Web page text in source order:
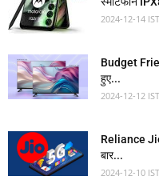
2024-12-14
Budget
हुए...
2024-12-12
Reliance
बार...
2024-12-10